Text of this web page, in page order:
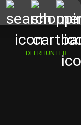
DEERHUNTER